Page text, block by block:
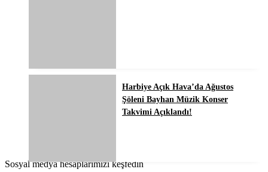
Harbiye Açık Hava’da Ağustos
Şöleni Bayhan Müzik Konser
Takvimi Açıklandı!
Sosyal medya hesaplarımızı keşfedin